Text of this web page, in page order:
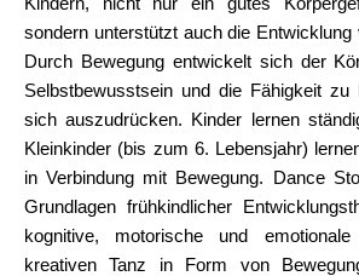
sondern unterstützt auch die Entwicklung
Durch Bewegung entwickelt sich der
Selbstbewusstsein und die Fähigkeit zu
sich auszudrücken. Kinder lernen
Kleinkinder (bis zum 6. Lebensjahr)
in Verbindung mit Bewegung. Dance
Grundlagen frühkindlicher
kognitive, motorische und
kreativen Tanz in Form von